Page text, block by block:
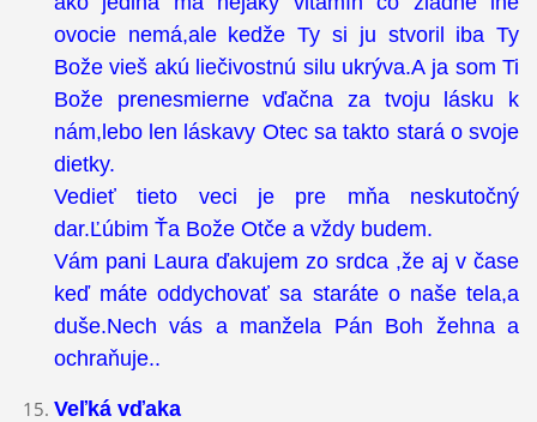
ovocie nemá,ale kedže Ty si ju stvoril iba Ty
Bože vieš akú liečivostnú silu ukrýva.A ja som Ti
Bože prenesmierne vďačna za tvoju lásku k
nám,lebo len láskavy Otec sa takto stará o svoje
dietky.
Vedieť tieto veci je pre mňa neskutočný
dar.Ľúbim Ťa Bože Otče a vždy budem.
Vám pani Laura ďakujem zo srdca ,že aj v čase
keď máte oddychovať sa staráte o naše tela,a
duše.Nech vás a manžela Pán Boh žehna a
ochraňuje..
Veľká vďaka